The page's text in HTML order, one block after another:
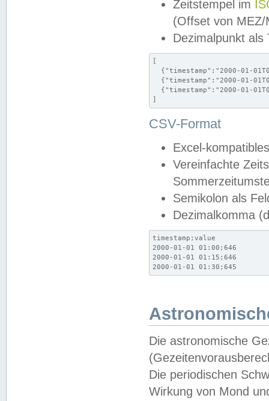
Zeitstempel im
(Offset von MEZ/
Dezimalpunkt als
[
{"timestamp":"2000-01-
{"timestamp":"2000-01-
{"timestamp":"2000-01-
]
CSV-Format
Excel-
Vereinfachte
Semikolon als
Dezimalkomma
timestamp;value
2000-01-01 01:00;646
2000-01-01 01:15;646
2000-01-01 01:30;645
Die astronomische
Die periodischen
Wirkung von Mond